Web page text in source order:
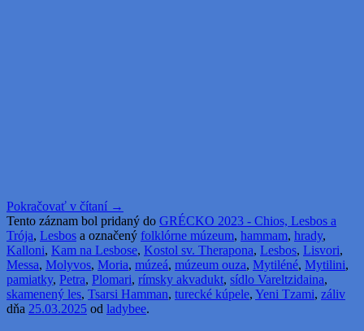
Pokračovať v čítaní →
Tento záznam bol pridaný do GRÉCKO 2023 - Chios, Lesbos a
Trója, Lesbos a označený folklórne múzeum, hammam, hrady,
Kalloni, Kam na Lesbose, Kostol sv. Therapona, Lesbos, Lisvori,
Messa, Molyvos, Moria, múzeá, múzeum ouza, Mytiléné, Mytilini,
pamiatky, Petra, Plomari, rímsky akvadukt, sídlo Vareltzidaina,
skamenený les, Tsarsi Hamman, turecké kúpele, Yeni Tzami, záliv
dňa 25.03.2025 od ladybee.